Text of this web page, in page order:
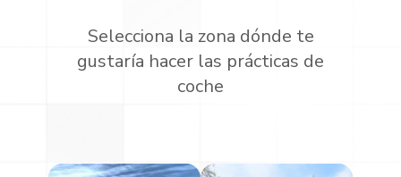
Selecciona la zona dónde te
gustaría hacer las prácticas de
coche